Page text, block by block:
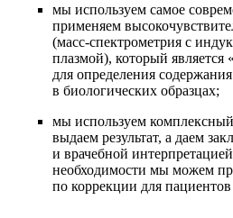
мы используем самое
применяем
(масс-спектрометрия с
плазмой), который является
для определения
в биологических образцах;
мы используем
выдаем результат, а даем
и врачебной
необходимости мы можем
по коррекции для